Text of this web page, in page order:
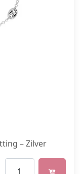
– Zilver